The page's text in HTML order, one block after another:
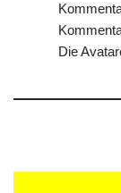
Die